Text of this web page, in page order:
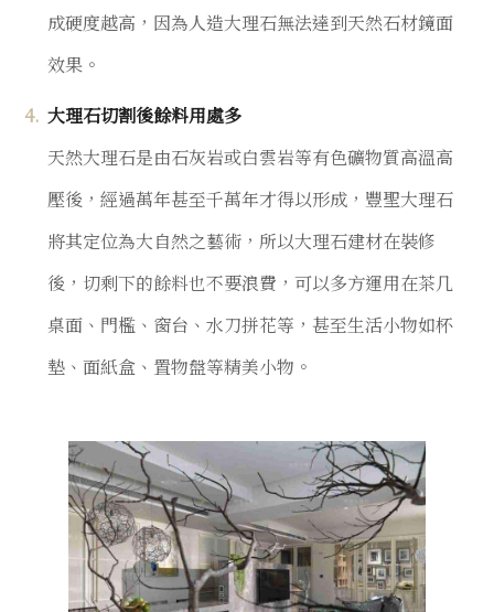
成硬度越高，因為人造大理石無法達到天然石材鏡面
效果。
大理石切割後餘料用處多
天然大理石是由石灰岩或白雲岩等有色礦物質高溫高
壓後，經過萬年甚至千萬年才得以形成，豐聖大理石
將其定位為大自然之藝術，所以大理石建材在裝修
後，切剩下的餘料也不要浪費，可以多方運用在茶几
桌面、門檻、窗台、水刀拼花等，甚至生活小物如杯
墊、面紙盒、置物盤等精美小物。